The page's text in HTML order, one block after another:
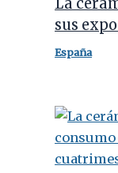
sus
España